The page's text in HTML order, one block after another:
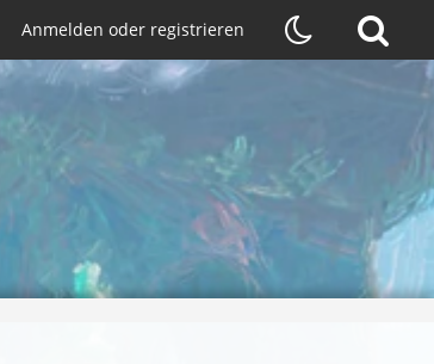
Anmelden oder registrieren